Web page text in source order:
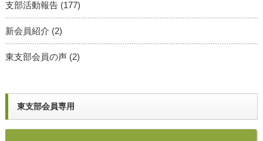
支部活動報告(177)
新会員紹介 (2)
東支部会員の声(2)
東支部会員専用